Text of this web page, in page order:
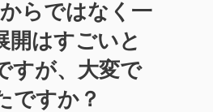
らではなく一
開はすごいと
すが、大変で
ですか？